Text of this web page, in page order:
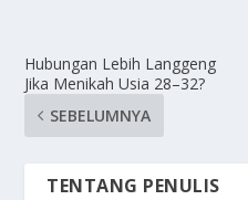
Hubungan Lebih Langgeng
Jika Menikah Usia 28–32?
SEBELUMNYA
TENTANG PENULIS